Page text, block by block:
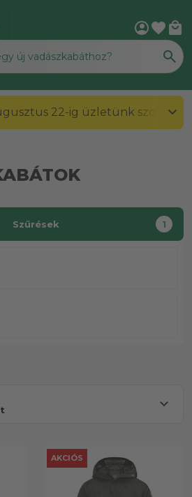
account_circlefavorite local_mall
22-ig üzletünk
AKCIÓS
Szűrések 1